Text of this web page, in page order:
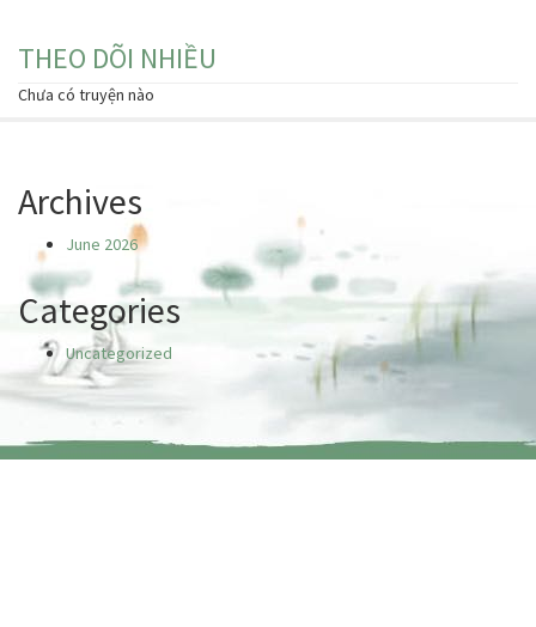
THEO DÕI NHIỀU
Chưa có truyện nào
Archives
June 2026
Categories
Uncategorized